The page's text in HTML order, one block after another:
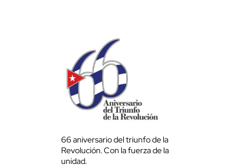
66 aniversario del triunfo de la
Revolución. Con la fuerza de la
unidad.